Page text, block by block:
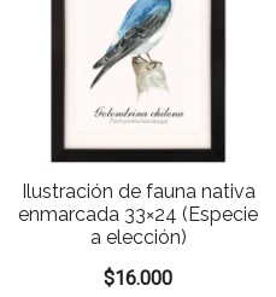
Ilustración de fauna nativa
enmarcada 33×24 (Especie
a elección)
$16.000